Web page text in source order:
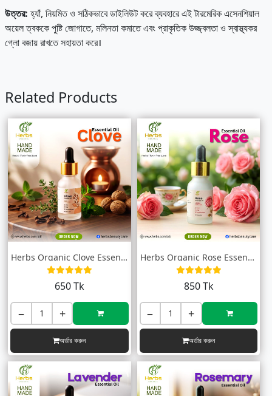
উত্তর:হ্যাঁ, নিয়মিত ও সঠিকভাবে ডাইলিউট করে ব্যবহারে এই টারমেরিক এসেনশিয়াল
অয়েল ত্বককে পুষ্টি জোগাতে, মলিনতা কমাতে এবং প্রাকৃতিক উজ্জ্বলতা ও স্বাস্থ্যকর
গ্লো বজায় রাখতে সহায়তা করে।
Related Products
Herbs Organic Clove Essential Oil (লবঙ্গ...
650 Tk
− +
অর্ডার করুন
Herbs Organic Rose Essential Oil (রোজ এস...
850 Tk
− +
অর্ডার করুন